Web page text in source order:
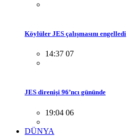
Köylüler JES çalışmasını engelledi
14:37 07
JES direnişi 96’ncı gününde
19:04 06
DÜNYA